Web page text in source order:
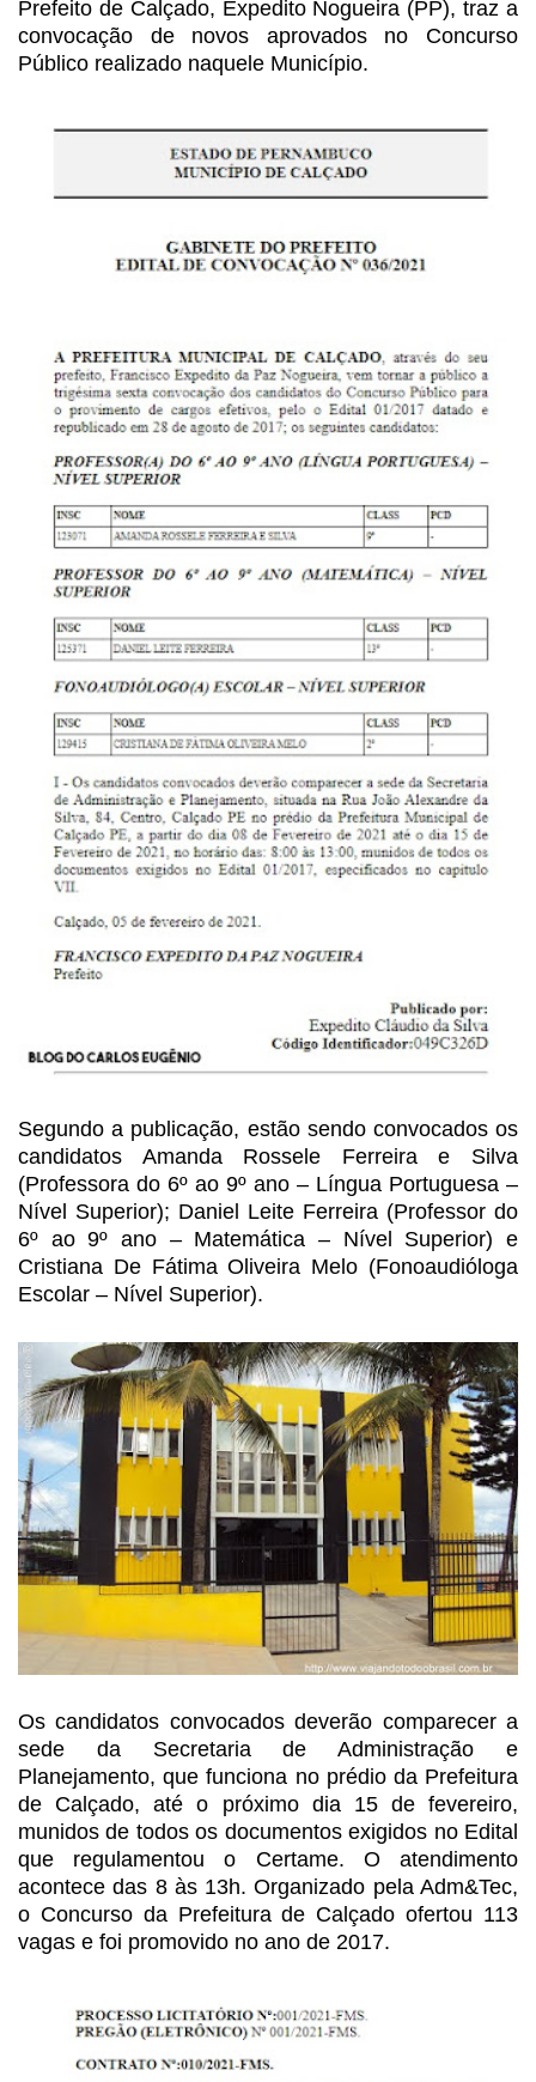
Prefeito de Calçado, Expedito Nogueira (PP), traz a
convocação de novos aprovados no Concurso
Público realizado naquele Município.
Segundo a publicação, estãosendo convocados os
candidatos Amanda Rossele Ferreira e Silva
(Professora do 6º ao 9º ano – Língua Portuguesa –
Nível Superior); Daniel Leite Ferreira (Professor do
6º ao 9º ano – Matemática – Nível Superior) e
Cristiana De FátimaOliveira Melo (Fonoaudióloga
Escolar – Nível Superior).
Os candidatos convocadosdeverão comparecer a
sede da Secretaria de Administração e
Planejamento, que funciona no prédio da Prefeitura
de Calçado, até o próximo dia 15 de fevereiro,
munidos de todos os documentos exigidos no Edital
que regulamentou o Certame. O atendimento
acontece das 8 às 13h. Organizado pela Adm&Tec,
o Concurso daPrefeitura de Calçado ofertou 113
vagas e foi promovido no ano de 2017.